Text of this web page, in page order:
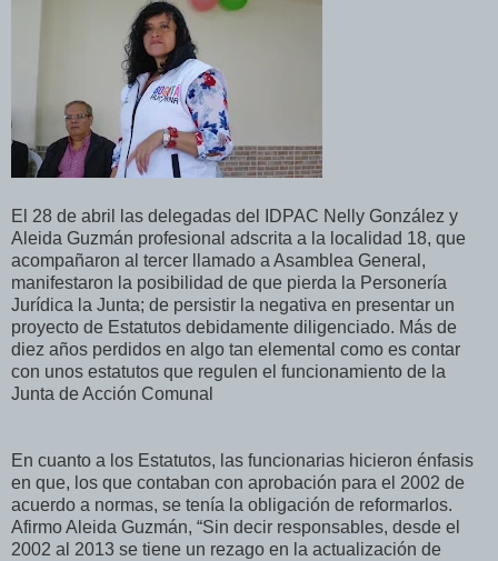
El 28 de abril las delegadas del IDPAC Nelly González y
Aleida Guzmán profesional adscrita a la localidad 18, que
acompañaron al tercer llamado a Asamblea General,
manifestaron la posibilidad de que pierda la Personería
Jurídica la Junta; de persistir la negativa en presentar un
proyecto de Estatutos debidamente diligenciado. Más de
diez años perdidos en algo tan elemental como es contar
con unos estatutos que regulen el funcionamiento de la
Junta de Acción Comunal
En cuanto a los Estatutos, las funcionarias hicieron énfasis
en que, los que contaban con aprobación para el 2002 de
acuerdo a normas, se tenía la obligación de reformarlos.
Afirmo Aleida Guzmán, “Sin decir responsables, desde el
2002 al 2013 se tiene un rezago en la actualización de